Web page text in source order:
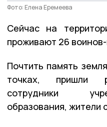
Фото: Елена Еремеева
Сейчас на
проживают 26
Почтить память
точках, пришли
сотрудники
образования, жители